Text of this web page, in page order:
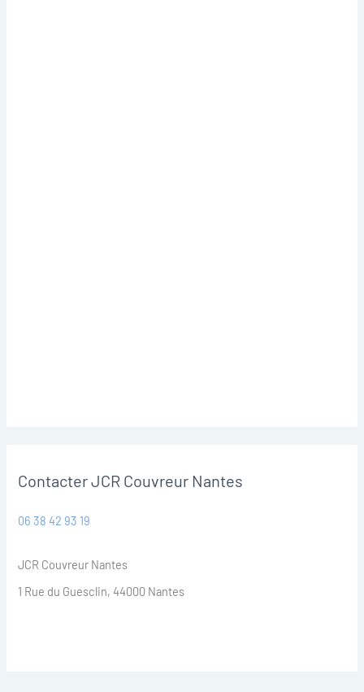
Contacter JCR Couvreur Nantes
06 38 42 93 19
JCR Couvreur Nantes
1 Rue du Guesclin, 44000 Nantes